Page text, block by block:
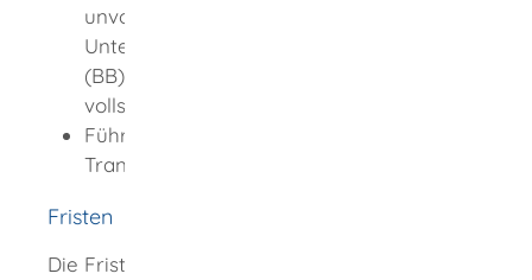
unvollständigen oder fehlerhaften
Unterlagen oder Behördenbestätigung
(BB) der Entsorgerbehörde bei
vollständigen und korrekten Unterlagen.
Führen von Begleitscheinen für jeden
Transport.
Fristen
Die Fristen für die Übersendung der